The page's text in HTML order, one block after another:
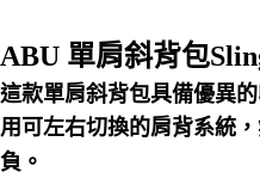
【注意事項】
1.本服務係由「台灣大哥大股份有限
用戶於交易時，得透過本服務購買
買賣價金債權讓與本公司後，依約
2.基於同意付款使用「大哥付你分
資料（包含姓名、電話或地址）提
３．收到繳費通知簡訊後14天內，
ATM／網路銀行／等多元方式進行
※ 請注意：結帳手續完成當下不需
購買商品的店家。未經商家同意取
後付繳納相關費用。
是否繳費成功／繳費後需取消欲退
付款後全家取貨
每筆NT$60，滿NT$1,200(含以
7-11取貨付款
ABU 單肩斜背包
這款單肩斜背包具備優異
用可左右切換的肩背系統
負。